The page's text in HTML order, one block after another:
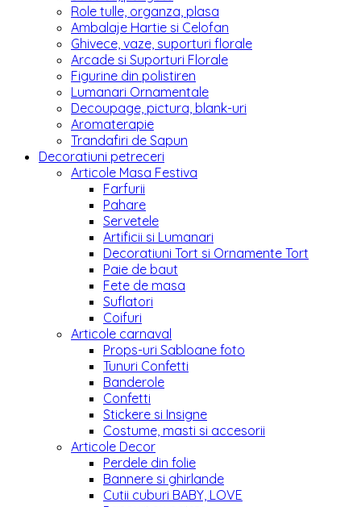
Role tulle, organza, plasa
Ambalaje Hartie si Celofan
Ghivece, vaze, suporturi florale
Arcade si Suporturi Florale
Figurine din polistiren
Lumanari Ornamentale
Decoupage, pictura, blank-uri
Aromaterapie
Trandafiri de Sapun
Decoratiuni petreceri
Articole Masa Festiva
Farfurii
Pahare
Servetele
Artificii si Lumanari
Decoratiuni Tort si Ornamente Tort
Paie de baut
Fete de masa
Suflatori
Coifuri
Articole carnaval
Props-uri Sabloane foto
Tunuri Confetti
Banderole
Confetti
Stickere si Insigne
Costume, masti si accesorii
Articole Decor
Perdele din folie
Bannere si ghirlande
Cutii cuburi BABY, LOVE